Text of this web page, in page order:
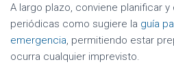
A largo plazo, conviene planificar
periódicas como sugiere la guía
emergencia, permitiendo estar
ocurra cualquier imprevisto.